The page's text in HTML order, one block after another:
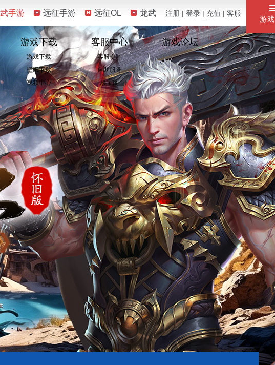
游
手游 远征手游 远征OL 龙武 注册 | 登录 | 充值 | 客服
游戏下载
游戏下载
壁纸下载
视频中心
客服中心
客服专区
自助服务
珍宝阁
游戏论坛